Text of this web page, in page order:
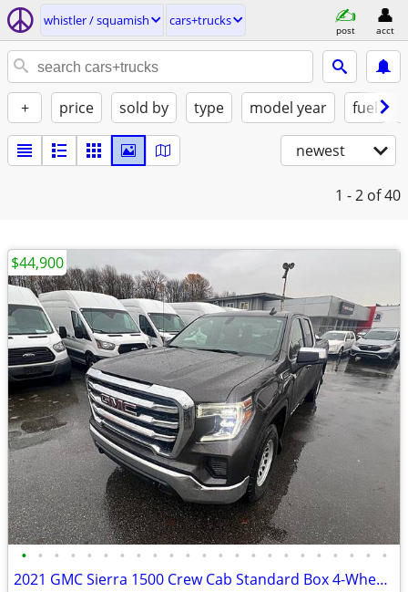
whistler / squamish cars+trucks
post acct
+ price sold by type model year fuel
newest
1 - 2 of 40
• • • • • • • • • • • • • • • • • • • • • • •
2021 GMC Sierra 1500 Crew Cab Standard Box 4-Wheel Drive SLE
$44,900